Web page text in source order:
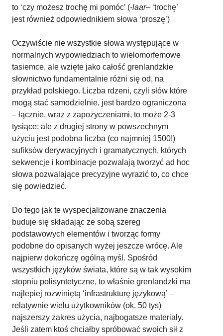
to ‘czy możesz trochę mi pomóc’ (-laar– ‘trochę’
jest również odpowiednikiem słowa ‘proszę’)
Oczywiście nie wszystkie słowa występujące w
normalnych wypowiedziach to wielomorfemowe
tasiemce, ale wzięte jako całość grenlandzkie
słownictwo fundamentalnie różni się od, na
przykład polskiego. Liczba rdzeni, czyli słów które
mogą stać samodzielnie, jest bardzo ograniczona
– łącznie, wraz z zapożyczeniami, to może 2-3
tysiące; ale z drugiej strony w powszechnym
użyciu jest podobna liczba (co najmniej 1500!)
sufiksów derywacyjnych i gramatycznych, których
sekwencje i kombinacje pozwalają tworzyć ad hoc
słowa pozwalające precyzyjne wyrazić to, co chce
się powiedzieć.
Do tego jak te wyspecjalizowane znaczenia
buduje się składając ze sobą szereg
podstawowych elementów i tworząc formy
podobne do opisanych wyżej jeszcze wrócę. Ale
najpierw dokończę ogólną myśl. Spośród
wszystkich języków świata, które są w tak wysokim
stopniu polisyntetyczne, to właśnie grenlandzki ma
najlepiej rozwiniętą ‘infrastrukturę językową’ –
relatywnie wielu użytkowników (ok. 50 tys)
najszerszy zakres użycia, najbogatsze materiały.
Jeśli zatem ktoś chciałby spróbować swoich sił z